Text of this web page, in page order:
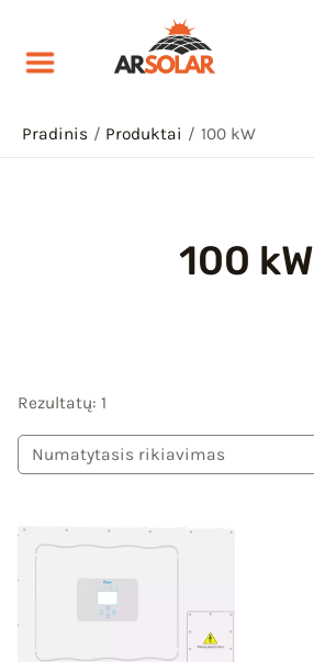
turinio
Pradinis Produktai 100 kW
100 kW
Rezultatų: 1